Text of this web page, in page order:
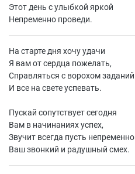
Этот день с улыбкой яркой
Непременно проведи.
На старте дня хочу удачи
Я вам от сердца пожелать,
Справляться с ворохом заданий
И все на свете успевать.
Пускай сопутствует сегодня
Вам в начинаниях успех,
Звучит всегда пусть непременно
Ваш звонкий и радушный смех.